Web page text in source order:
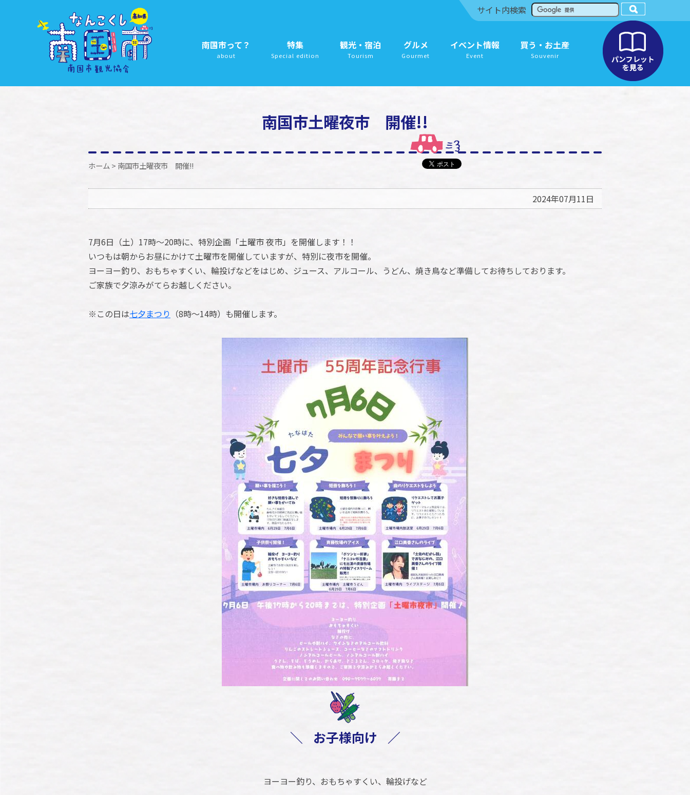
サイト内検索
南国市って？
about
特集
Special edition
観光・宿泊
Tourism
グルメ
Gourmet
イベント情報
Event
買う・お土産
Souvenir
南国市土曜夜市 開催!!
ホーム > 南国市土曜夜市 開催!!
2024年07月11日
7月6日（土）17時～20時に、特別企画「土曜市 夜市」を開催します！！
いつもは朝からお昼にかけて土曜市を開催していますが、特別に夜市を開催。
ヨーヨー釣り、おもちゃすくい、輪投げなどをはじめ、ジュース、アルコール、うどん、焼き鳥など準備してお待ちしております。
ご家族で夕涼みがてらお越しください。
※この日は七夕まつり （8時～14時）も開催します。
＼ お子様向け ／
ヨーヨー釣り、おもちゃすくい、輪投げなど